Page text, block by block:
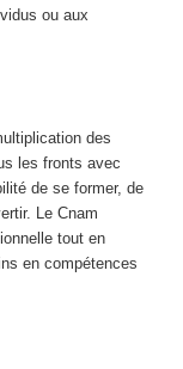
ou aux
des
les fronts avec
de se former, de
Le Cnam
tout en
en compétences